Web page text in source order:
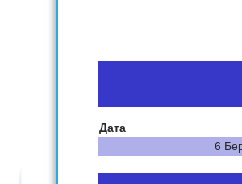
Дата
6